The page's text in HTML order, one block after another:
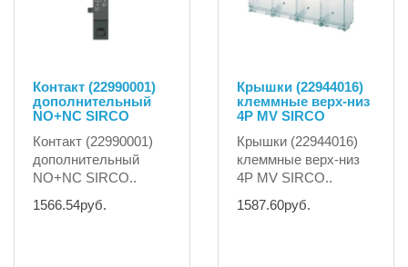
Контакт (22990001)
дополнительный
NO+NC SIRCO
Контакт (22990001)
дополнительный
NO+NC SIRCO..
1566.54руб.
Крышки (22944016)
клеммные верх-низ
4P MV SIRCO
Крышки (22944016)
клеммные верх-низ
4P MV SIRCO..
1587.60руб.